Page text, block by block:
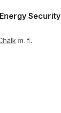
Security
m. fl.